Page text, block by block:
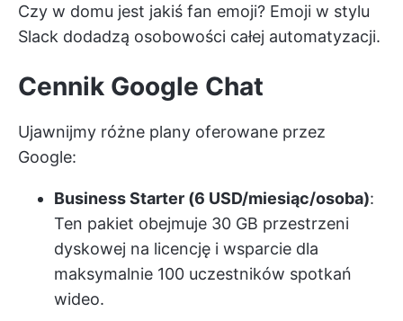
Czy w domu jest jakiś fan emoji? Emoji w stylu
Slack dodadzą osobowości całej automatyzacji.
Cennik Google Chat
Ujawnijmy różne plany oferowane przez
Google:
Business Starter (6 USD/miesiąc/osoba):
Ten pakiet obejmuje 30 GB przestrzeni
dyskowej na licencję i wsparcie dla
maksymalnie 100 uczestników spotkań
wideo.